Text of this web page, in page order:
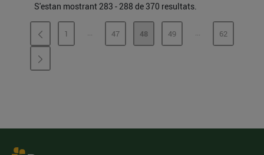
S'estan mostrant 283 - 288 de 370 resultats.
PÀGINA
1 ...PÀGINES INTERMÈDIES
PÀGINA
47 PÀGINA
48 PÀGINA
49 ...PÀGINESPÀGINA
62